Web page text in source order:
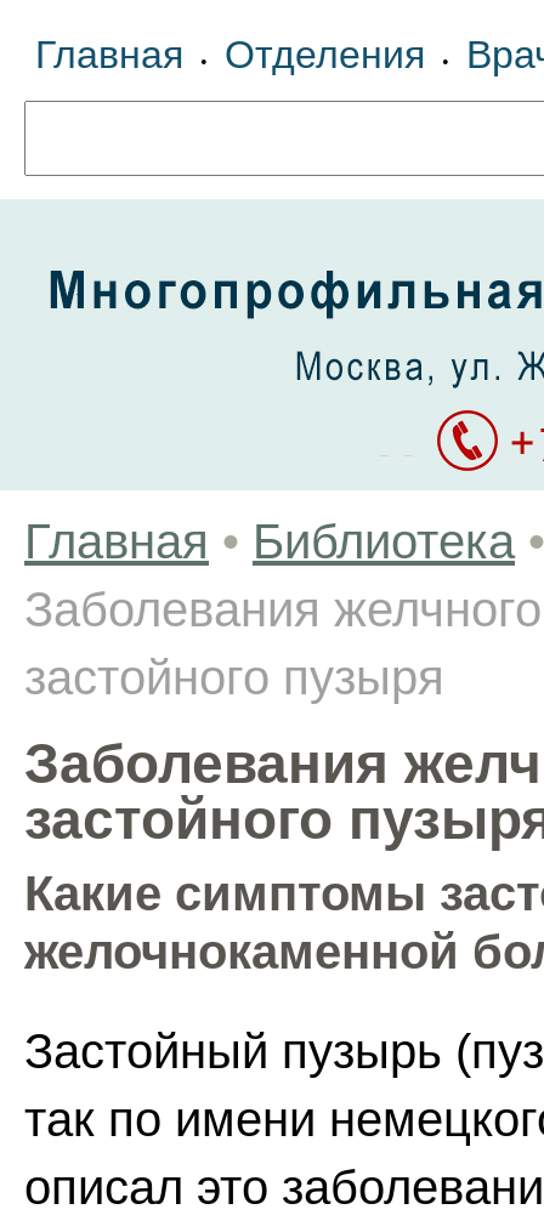
Главная • Отделения •
Главная • Библиотека •
Заболевания
застойного пузыря
Заболевания
застойного
Какие симптомы
желочнокаменной
Застойный пузырь
так по имени
описал это